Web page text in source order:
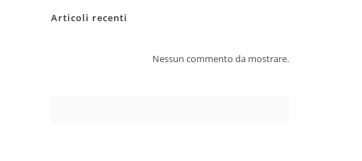
Articoli recenti
Nessun commento da mostrare.